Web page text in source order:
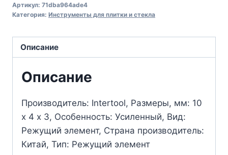
Артикул: 71dba964ade4
Категория: Инструменты для плитки и стекла
Описание
Описание
Производитель: Intertool, Размеры, мм: 10
х 4 х 3, Особенность: Усиленный, Вид:
Режущий элемент, Страна производитель:
Китай, Тип: Режущий элемент